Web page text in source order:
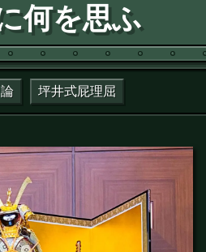
何を思ふ
坪井式屁理屈